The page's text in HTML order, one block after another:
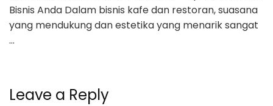
Bisnis Anda Dalam bisnis kafe dan restoran, suasana
yang mendukung dan estetika yang menarik sangat
…
Leave a Reply